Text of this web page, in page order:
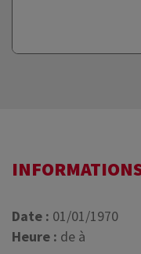
Date : 01/01/1970
Heure : de à